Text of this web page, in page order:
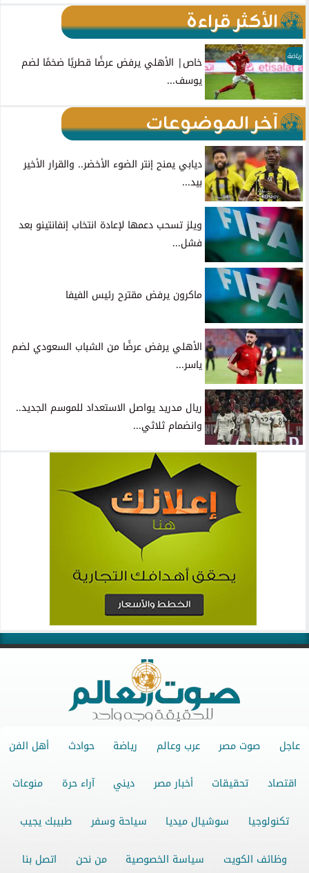
الأكثر قراءة
رياضة
خاص| الأهلي يرفض عرضًا قطريًا ضخمًا لضم
يوسف...
آخر الموضوعات
ديابي يمنح إنتر الضوء الأخضر.. والقرار الأخير
بيد...
ويلز تسحب دعمها لإعادة انتخاب إنفانتينو بعد
فشل...
ماكرون يرفض مقترح رئيس الفيفا
الأهلي يرفض عرضًا من الشباب السعودي لضم
ياسر...
ريال مدريد يواصل الاستعداد للموسم الجديد..
وانضمام ثلاثي...
عاجل صوت مصر عرب وعالم رياضة حوادث أهل الفن
اقتصاد تحقيقات أخبار مصر ديني آراء حرة منوعات
تكنولوجيا سوشيال ميديا سياحة وسفر طبيبك يجيب
وظائف الكويت سياسة الخصوصية من نحن اتصل بنا